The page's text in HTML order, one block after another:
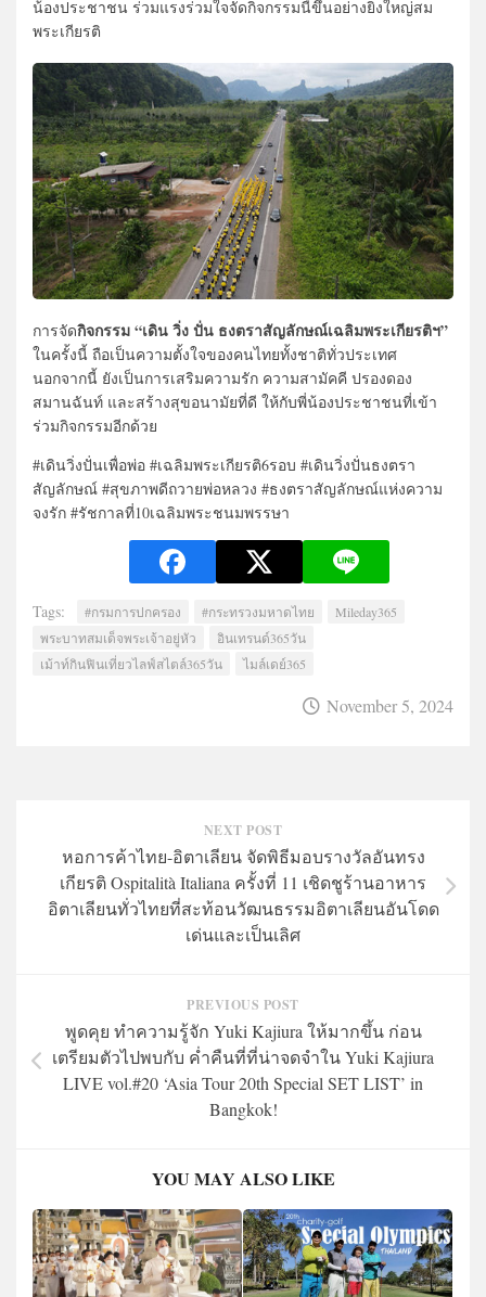
น้องประชาชน ร่วมแรงร่วมใจจัดกิจกรรมนี้ขึ้นอย่างยิ่งใหญ่สม
พระเกียรติ
การจัดกิจกรรม “เดิน วิ่ง ปั่น ธงตราสัญลักษณ์เฉลิมพระเกียรติฯ”
ในครั้งนี้ ถือเป็นความตั้งใจของคนไทยทั้งชาติทั่วประเทศ
นอกจากนี้ ยังเป็นการเสริมความรัก ความสามัคคี ปรองดอง
สมานฉันท์ และสร้างสุขอนามัยที่ดี ให้กับพี่น้องประชาชนที่เข้า
ร่วมกิจกรรมอีกด้วย
#เดินวิ่งปั่นเพื่อพ่อ #เฉลิมพระเกียรติ6รอบ #เดินวิ่งปั่นธงตรา
สัญลักษณ์ #สุขภาพดีถวายพ่อหลวง #ธงตราสัญลักษณ์แห่งความ
จงรัก #รัชกาลที่10เฉลิมพระชนมพรรษา
Tags: #กรมการปกครอง #กระทรวงมหาดไทย
Mileday365
พระบาทสมเด็จพระเจ้าอยู่หัว
อินเทรนด์365วัน
เม้าท์กินฟินเที่ยวไลฟ์สไตล์365วัน
ไมล์เดย์365
November 5, 2024
NEXT POST
หอการค้าไทย-อิตาเลียน จัดพิธีมอบรางวัลอันทรง
เกียรติ Ospitalità Italiana ครั้งที่ 11 เชิดชูร้านอาหาร
อิตาเลียนทั่วไทยที่สะท้อนวัฒนธรรมอิตาเลียนอันโดด
เด่นและเป็นเลิศ
PREVIOUS POST
พูดคุย ทำความรู้จัก Yuki Kajiura ให้มากขึ้น ก่อน
เตรียมตัวไปพบกับ ค่ำคืนที่ที่น่าจดจำใน Yuki Kajiura
LIVE vol.#20 ‘Asia Tour 20th Special SET LIST’ in
Bangkok!
YOU MAY ALSO LIKE